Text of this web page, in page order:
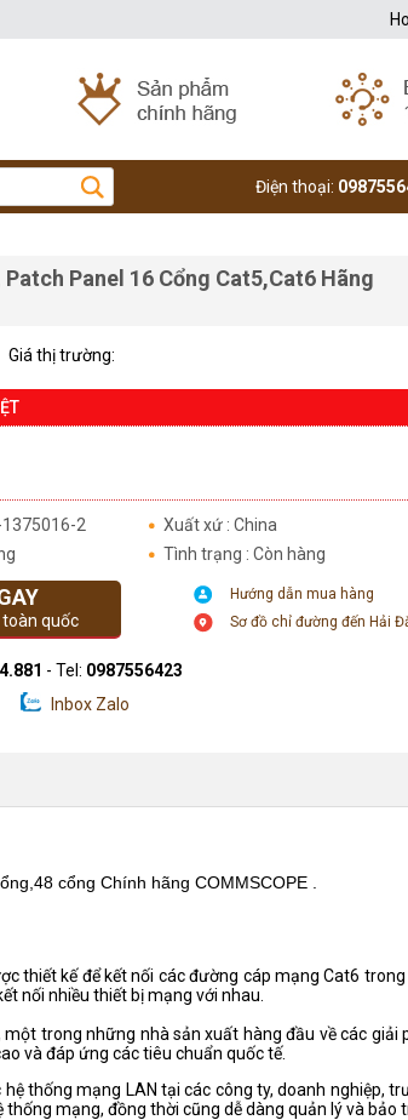
Điện thoại:
Panel 16 Cổng Cat5,Cat6 Hãng
Giá thị trường:
1375016-2
Xuất xứ : China
Tình trạng : Còn hàng
Hướng dẫn mua hàng
Sơ đồ chỉ đường đến Hải
quốc
- Tel: 0987556423
Inbox Zalo
cổng Chính hãng COMMSCOPE .
thiết kế để kết nối các đường cáp mạng Cat6
nối nhiều thiết bị mạng với nhau.
trong những nhà sản xuất hàng đầu về các giải
và đáp ứng các tiêu chuẩn quốc tế.
thống mạng LAN tại các công ty, doanh nghiệp,
mạng, đồng thời cũng dễ dàng quản lý và bảo